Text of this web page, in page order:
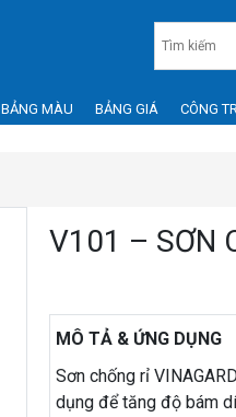
BẢNG MÀU BẢNG GIÁ CÔNG
V101 – SƠN
MÔ TẢ & ỨNG DỤNG
Sơn chống rỉ
dụng để tăng độ bám